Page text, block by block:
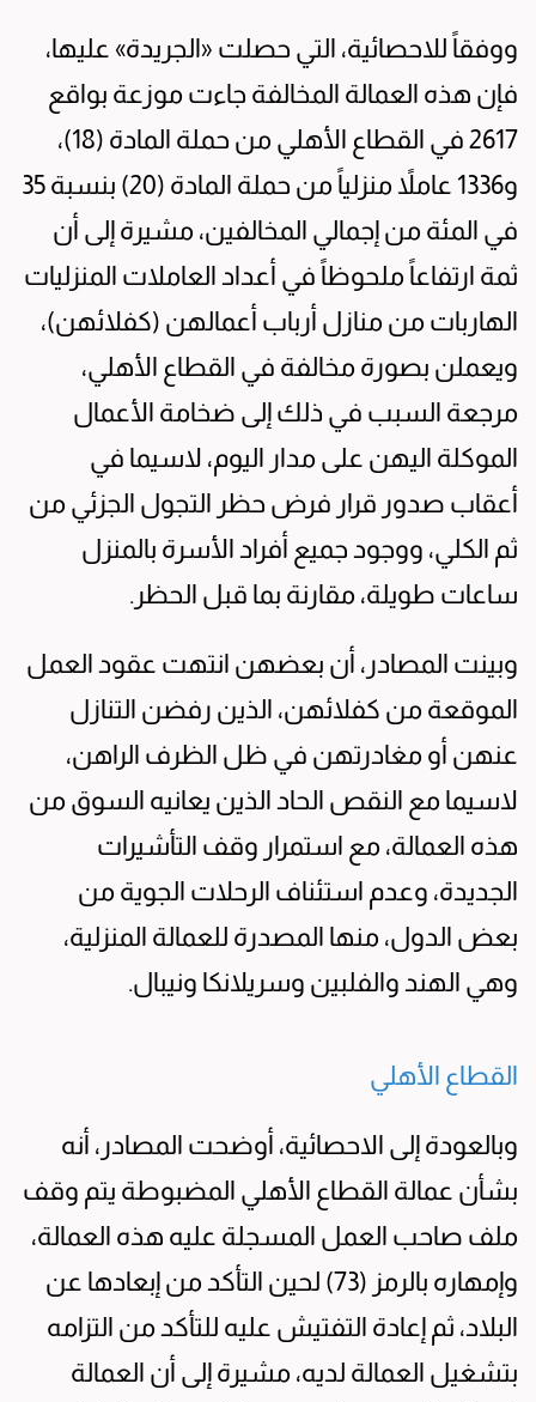
ووفقاً للاحصائية، التي حصلت «الجريدة» عليها،
فإن هذه العمالة المخالفة جاءت موزعة بواقع
2617 في القطاع الأهلي من حملة المادة (18)،
و1336 عاملاً منزلياً من حملة المادة (20) بنسبة 35
في المئة من إجمالي المخالفين، مشيرة إلى أن
ثمة ارتفاعاً ملحوظاً في أعداد العاملات المنزليات
الهاربات من منازل أرباب أعمالهن (كفلائهن)،
ويعملن بصورة مخالفة في القطاع الأهلي،
مرجعة السبب في ذلك إلى ضخامة الأعمال
الموكلة اليهن على مدار اليوم، لاسيما في
أعقاب صدور قرار فرض حظر التجول الجزئي من
ثم الكلي، ووجود جميع أفراد الأسرة بالمنزل
ساعات طويلة، مقارنة بما قبل الحظر.
وبينت المصادر، أن بعضهن انتهت عقود العمل
الموقعة من كفلائهن، الذين رفضن التنازل
عنهن أو مغادرتهن في ظل الظرف الراهن،
لاسيما مع النقص الحاد الذين يعانيه السوق من
هذه العمالة، مع استمرار وقف التأشيرات
الجديدة، وعدم استئناف الرحلات الجوية من
بعض الدول، منها المصدرة للعمالة المنزلية،
وهي الهند والفلبين وسريلانكا ونيبال.
القطاع الأهلي
وبالعودة إلى الاحصائية، أوضحت المصادر، أنه
بشأن عمالة القطاع الأهلي المضبوطة يتم وقف
ملف صاحب العمل المسجلة عليه هذه العمالة،
وإمهاره بالرمز (73) لحين التأكد من إبعادها عن
البلاد، ثم إعادة التفتيش عليه للتأكد من التزامه
بتشغيل العمالة لديه، مشيرة إلى أن العمالة